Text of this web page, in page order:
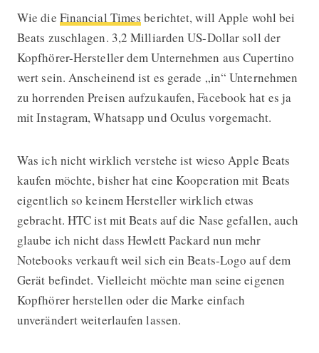
Wie die Financial Times berichtet, will Apple wohl bei
Beats zuschlagen. 3,2 Milliarden US-Dollar soll der
Kopfhörer-Hersteller dem Unternehmen aus Cupertino
wert sein. Anscheinend ist es gerade „in“ Unternehmen
zu horrenden Preisen aufzukaufen, Facebook hat es ja
mit Instagram, Whatsapp und Oculus vorgemacht.
Was ich nicht wirklich verstehe ist wieso Apple Beats
kaufen möchte, bisher hat eine Kooperation mit Beats
eigentlich so keinem Hersteller wirklich etwas
gebracht. HTC ist mit Beats auf die Nase gefallen, auch
glaube ich nicht dass Hewlett Packard nun mehr
Notebooks verkauft weil sich ein Beats-Logo auf dem
Gerät befindet. Vielleicht möchte man seine eigenen
Kopfhörer herstellen oder die Marke einfach
unverändert weiterlaufen lassen.